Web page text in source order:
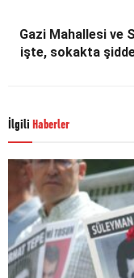
Gazi Mahallesi ve
işte, sokakta
İlgili Haberler